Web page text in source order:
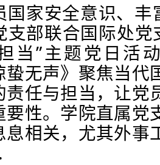
国家安全意识、
支部联合国际处
当”主题党日活
蛰无声》聚焦当代
责任与担当，让
要性。学院直属
息相关，尤其外事